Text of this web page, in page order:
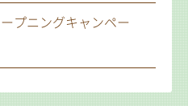
プニングキャンペー